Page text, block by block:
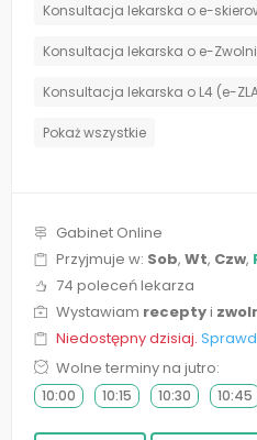
Konsultacja lekarska o e-
Konsultacja lekarska o e-
Konsultacja lekarska o L4 (e-
Pokaż wszystkie
Gabinet Online
Przyjmuje w: Sob, Wt, Czw,
74 poleceń lekarza
Wystawiam receptyi
Niedostępny dzisiaj.
Wolne terminy na jutro:
10:00 10:15 10:30 10:45